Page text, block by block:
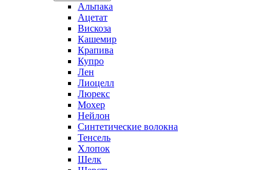
Альпака
Ацетат
Вискоза
Кашемир
Крапива
Купро
Лен
Лиоцелл
Люрекс
Мохер
Нейлон
Синтетические волокна
Тенсель
Хлопок
Шелк